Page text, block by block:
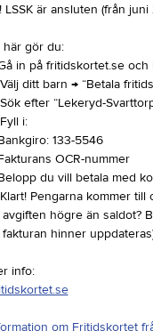
LSSK är ansluten (från juni
här gör du:
in på fritidskortet.se
ditt barn → “Betala
efter “Lekeryd-
i:
133-5546
OCR-nummer
du vill betala med
Pengarna kommer till
högre än saldot?
fakturan hinner
info:
om Fritidskortet